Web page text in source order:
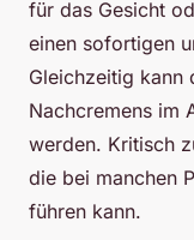
für das Gesicht
einen sofortigen
Gleichzeitig kann
Nachcremens im
werden. Kritisch
die bei manchen
führen kann.